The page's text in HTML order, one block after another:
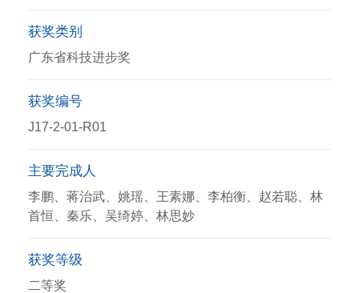
获奖类别
广东省科技进步奖
获奖编号
J17-2-01-R01
主要完成人
李鹏、蒋治武、姚瑶、王素娜、李柏衡、赵若聪、林
首恒、秦乐、吴绮婷、林思妙
获奖等级
二等奖